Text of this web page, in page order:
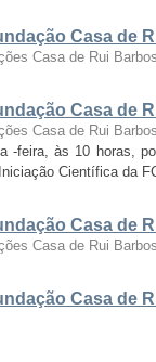
Casa de
Casa de Rui
Casa de
Casa de Rui
feira, às 10 horas,
Científica da
Casa de
Casa de Rui
Casa de